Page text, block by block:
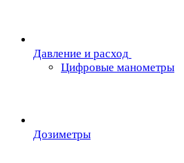
Давление и расход
Цифровые манометры
Дозиметры